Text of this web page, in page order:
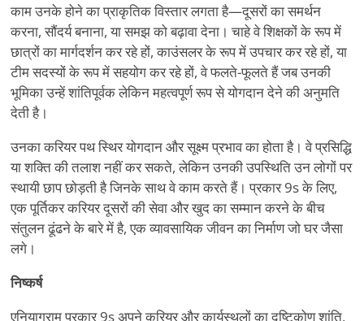
काम उनके होने का प्राकृतिक विस्तार लगता है—दूसरों का समर्थन
करना, सौंदर्य बनाना, या समझ को बढ़ावा देना। चाहे वे शिक्षकों के रूप में
छात्रों का मार्गदर्शन कर रहे हों, काउंसलर के रूप में उपचार कर रहे हों, या
टीम सदस्यों के रूप में सहयोग कर रहे हों, वे फलते-फूलते हैं जब उनकी
भूमिका उन्हें शांतिपूर्वक लेकिन महत्वपूर्ण रूप से योगदान देने की अनुमति
देती है।
उनका करियर पथ स्थिर योगदान और सूक्ष्म प्रभाव का होता है। वे प्रसिद्धि
या शक्ति की तलाश नहीं कर सकते, लेकिन उनकी उपस्थिति उन लोगों पर
स्थायी छाप छोड़ती है जिनके साथ वे काम करते हैं। प्रकार 9s के लिए,
एक पूर्तिकर करियर दूसरों की सेवा और खुद का सम्मान करने के बीच
संतुलन ढूंढने के बारे में है, एक व्यावसायिक जीवन का निर्माण जो घर जैसा
लगे।
निष्कर्ष
एनियाग्राम प्रकार 9s अपने करियर और कार्यस्थलों का दृष्टिकोण शांति,